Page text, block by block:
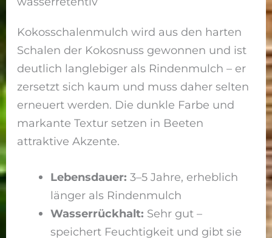
Kokosschalenmulch wird aus den harten
Schalen der Kokosnuss gewonnen und ist
deutlich langlebiger als Rindenmulch – er
zersetzt sich kaum und muss daher selten
erneuert werden. Die dunkle Farbe und
markante Textur setzen in Beeten
attraktive Akzente.
Lebensdauer: 3–5 Jahre, erheblich
länger als Rindenmulch
Wasserrückhalt: Sehr gut –
speichert Feuchtigkeit und gibt sie